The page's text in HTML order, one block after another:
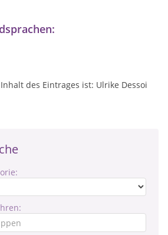
des Eintrages ist: Ulrike Dessoi